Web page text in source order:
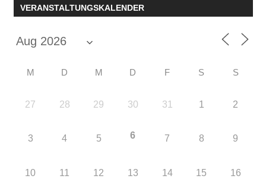
VERANSTALTUNGSKALENDER
M D M D F S S
27 28 29 30 31 1 2
3 4 5 6 7 8 9
10 11 12 13 14 15 16